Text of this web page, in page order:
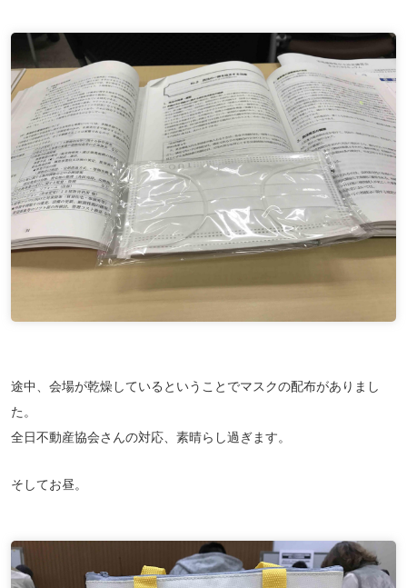
途中、会場が乾燥しているということでマスクの配布がありまし
た。
全日不動産協会さんの対応、素晴らし過ぎます。
そしてお昼。